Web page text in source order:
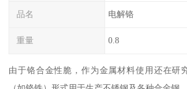
品名 电解铬
重量 0.8
由于铬合金性脆，作为金属材料使用还在研